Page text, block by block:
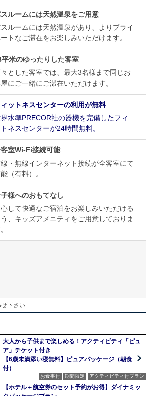
ルームには天然温泉をご用意
ルームには天然温泉があり、よりプライ
トなご滞在をお楽しみいただけます。
平米のゆったりした客室
々とした客室では、最大3名様まで同じお
にご一緒にご滞在いただけます。
ィットネスセンターの利用が無料
水準PRECOR社の器機を完備したフィ
トネスセンターが24時間無料。
客室Wi-Fi接続可能
・無線インターネット接続が全客室にて
（有料）。
子様へのおもてなし
して快適なご宿泊をお楽しみいただける
う、キッズアメニティをご用意しておりま
せ下さい
大人から子供まで楽しめる！アクティビティ「ピュ
ア」チケット付き
【6歳未満添い寝無料】ピュアパッケージ（朝食
付）
お食事付 期間限定 アクティビティ付プラン
【ホテル＋航空券のセット予約がお得】ダイナミッ